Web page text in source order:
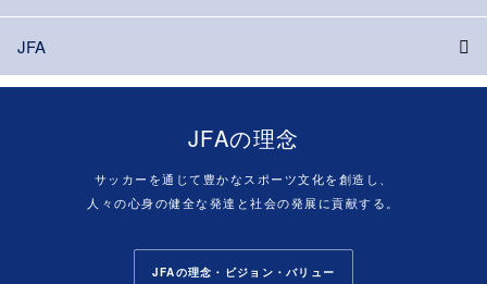
JFA
JFAの理念
サッカーを通じて豊かなスポーツ文化を創造し、
人々の心身の健全な発達と社会の発展に貢献する。
JFAの理念・ビジョン・バリュー